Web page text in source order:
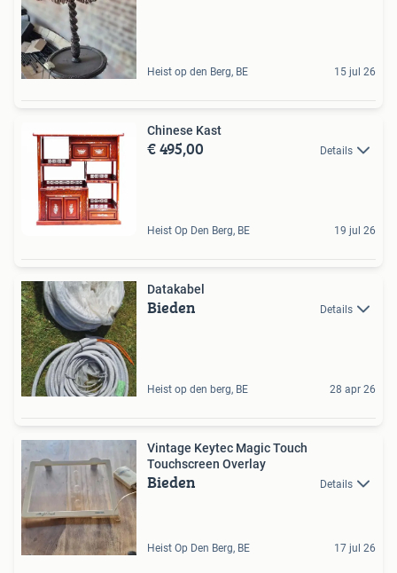
Heist op den Berg, BE 15 jul 26
Chinese Kast
€ 495,00 Details
Heist Op Den Berg, BE 19 jul 26
Datakabel
Bieden Details
Heist op den berg, BE 28 apr 26
Vintage Keytec Magic Touch
Touchscreen Overlay
Bieden Details
Heist Op Den Berg, BE 17 jul 26